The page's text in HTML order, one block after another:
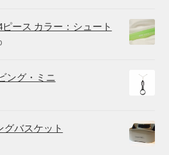
ピース カラー：シュート
ング・ミニ
グバスケット